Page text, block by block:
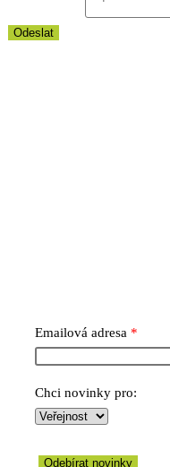
Odeslat
Emailová adresa
Chci novinky pro:
Odebírat novinky